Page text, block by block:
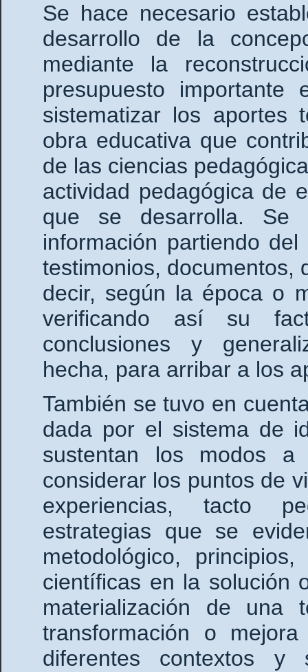
Se hace necesario
desarrollo de la
mediante la
presupuesto importante
sistematizar los aportes
obra educativa que
de las ciencias
actividad pedagógica de
que se desarrolla. Se
información partiendo
testimonios, documentos,
decir, según la época o
verificando así su
conclusiones y
hecha, para arribar a los
También se tuvo en
dada por el sistema de
sustentan los modos
considerar los puntos de
experiencias, tacto
estrategias que se
metodológico,
científicas en la solución
materialización de una
transformación o
diferentes contextos y